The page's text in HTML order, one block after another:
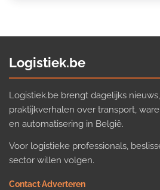
Logistiek.be
Logistiek.be brengt dagelijks
praktijkverhalen over transport,
en automatisering in België.
Voor logistieke professionals,
sector willen volgen.
Contact·Adverteren